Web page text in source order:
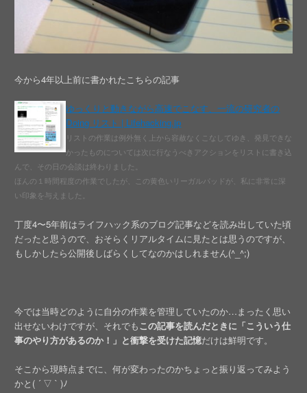
今から4年以上前に書かれたこちらの記事
ゆっくりと動きながら高速でこなす、一流の研究者の
Doing リスト | Lifehacking.jp
リストの作業は例外無く上から容赦なくこなしてゆき、発見できな
かったものについては次に行なうべきアクションをリストに書き込
んで、その日の会談は終わりました。
ほんの１時間程度の作業でしたが、この黄色いリーガルパッドが、私に非常に深
い印象を与えました。
丁度4〜5年前はライフハック系のブログ記事などを読み出していた頃
だったと思うので、おそらくリアルタイムに見たとは思うのですが、
もしかしたら公開後しばらくしてなのかはしれません(^_^;)
今では当時どのように自分の作業を管理していたのか…まったく思い
出せないわけですが、それでもこの記事を読んだときに「こういう仕
事のやり方があるのか！」と衝撃を受けた記憶だけは鮮明です。
そこから現時点までに、何が変わったのかちょっと振り返ってみよう
かと( ´ ▽ ` )ﾉ